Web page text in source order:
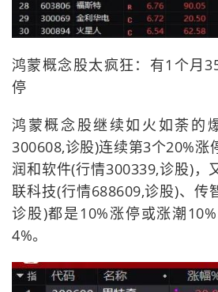
鸿蒙概念股太疯狂：有1个月
停
鸿蒙概念股继续如火如荼的
300608,诊股)连续第3个20%涨
润和软件(行情300339,诊股)，
联科技(行情688609,诊股)、传
诊股)都是10%涨停或涨潮
4%。